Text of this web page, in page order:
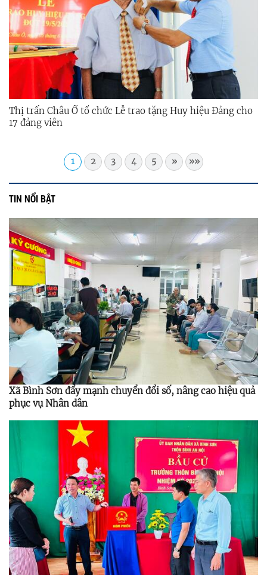
Thị trấn Châu Ổ tổ chức Lễ trao tặng Huy hiệu Đảng cho
17 đảng viên
1 2 3 4 5 » »»
TIN NỔI BẬT
Xã Bình Sơn đẩy mạnh chuyển đổi số, nâng cao hiệu quả
phục vụ Nhân dân